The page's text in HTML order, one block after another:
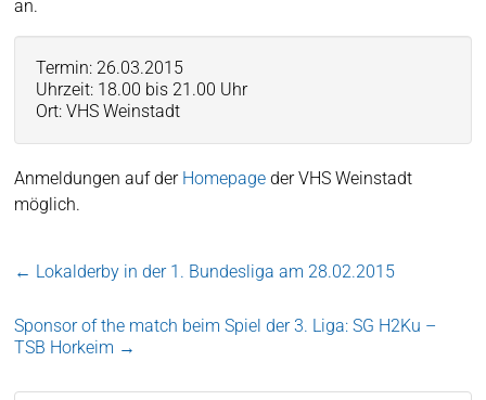
an.
Termin: 26.03.2015
Uhrzeit: 18.00 bis 21.00 Uhr
Ort: VHS Weinstadt
Anmeldungen auf der Homepageder VHS Weinstadt
möglich.
← Lokalderby in der 1. Bundesliga am 28.02.2015
Sponsor of the match beim Spiel der 3. Liga: SG H2Ku –
TSB Horkeim →